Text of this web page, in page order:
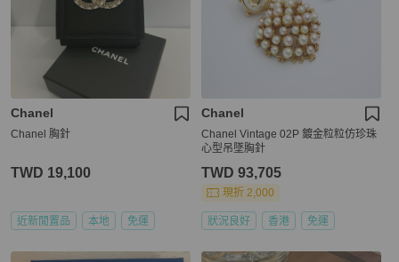
Chanel
Chanel 胸針
TWD 19,100
近新閒置品 本地 免運
Chanel
Chanel Vintage 02P 鍍金粒粒仿珍珠
心型吊墜胸針
TWD 93,705
現折 2,000
狀況良好 香港 免運